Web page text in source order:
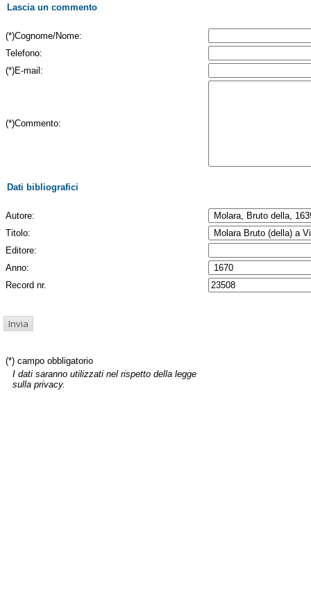
Lascia un commento
(*)Cognome/Nome:
Telefono:
(*)E-mail:
(*)Commento:
Dati bibliografici
Autore:
Titolo:
Editore:
Anno:
Record nr.
(*) campo obbligatorio
I dati saranno utilizzati nel rispetto della legge
sulla privacy.